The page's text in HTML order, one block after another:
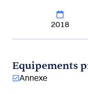
2018
Equipements
Annexe